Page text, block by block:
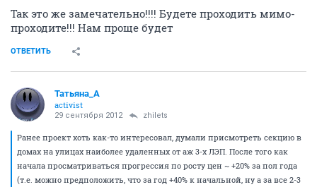
Так это же замечательно!!!! Будете проходить мимо-
проходите!!! Нам проще будет
ОТВЕТИТЬ
Татьяна_А
activist
29 сентября 2012 zhilets
Ранее проект хоть как-то интересовал, думали присмотреть секцию в
домах на улицах наиболее удаленных от аж 3-х ЛЭП. После того как
начала просматриваться прогрессия по росту цен ~ +20% за пол года
(т.е. можно предположить, что за год +40% к начальной, ну а за все 2-3